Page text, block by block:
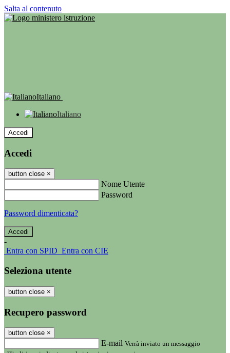
Salta al contenuto
Italiano
Italiano
Accedi
Accedi
button close ×
Nome Utente
Password
Password dimenticata?
-
Entra con SPID Entra con CIE
Seleziona utente
button close ×
Recupero password
button close ×
E-mail Verrà inviato un messaggio